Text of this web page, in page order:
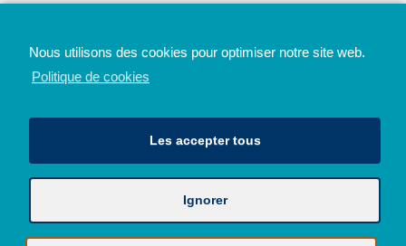
Avec le soutien de la Province de Liège
© 2026 - Tous droits réservés - JazzMania
Nous utilisons des cookies pour optimiser notre site web.
Politique de cookies
Les accepter tous
Ignorer